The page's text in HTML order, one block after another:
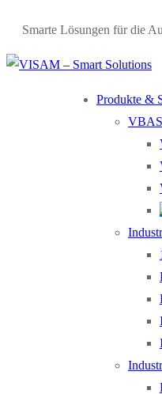
Smarte Lösungen für die
Produkte &